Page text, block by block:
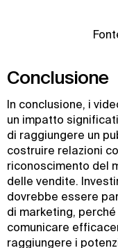
Conclusione
In conclusione, i
un impatto
di raggiungere un
costruire relazioni
riconoscimento del
delle vendite.
dovrebbe essere
di marketing,
comunicare
raggiungere i